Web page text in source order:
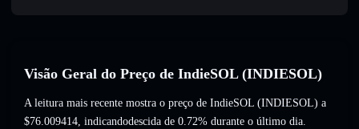
Visão Geral do Preço de IndieSOL (INDIESOL)
A leitura mais recente mostra o preço de IndieSOL (INDIESOL) a
$76.009414, indicandodescida de 0.72% durante o último dia.